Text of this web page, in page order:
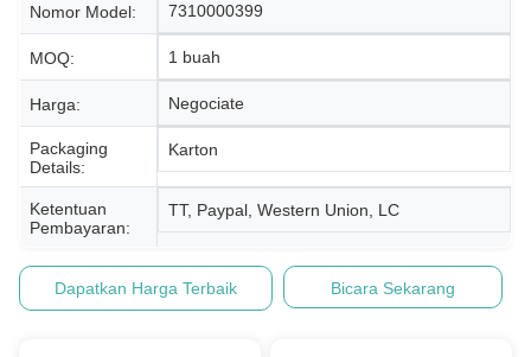
Nomor Model: 7310000399
MOQ: 1 buah
Harga: Negociate
Packaging
Details:
Karton
Ketentuan
Pembayaran:
TT, Paypal, Western Union, LC
Dapatkan Harga Terbaik Bicara Sekarang